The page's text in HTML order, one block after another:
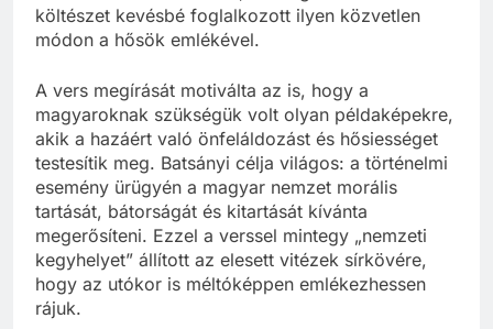
költészet kevésbé foglalkozott ilyen közvetlen
módon a hősök emlékével.
A vers megírását motiválta az is, hogy a
magyaroknak szükségük volt olyan példaképekre,
akik a hazáért való önfeláldozást és hősiességet
testesítik meg. Batsányi célja világos: a történelmi
esemény ürügyén a magyar nemzet morális
tartását, bátorságát és kitartását kívánta
megerősíteni. Ezzel a verssel mintegy „nemzeti
kegyhelyet” állított az elesett vitézek sírkövére,
hogy az utókor is méltóképpen emlékezhessen
rájuk.